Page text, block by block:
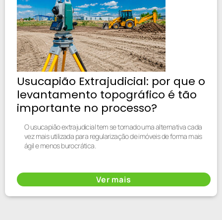
Usucapião Extrajudicial: por que o
levantamento topográfico é tão
importante no processo?
O usucapião extrajudicial tem se tornado uma alternativa cada
vez mais utilizada para regularização de imóveis de forma mais
ágil e menos burocrática.
Ver mais